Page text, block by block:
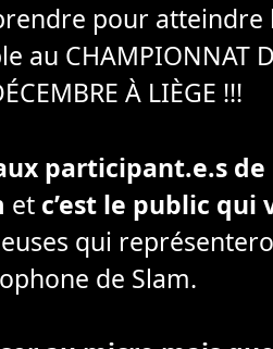
pour
au CHAMPIONNAT
À LIÈGE !!!
participant.e.s
et c’est le public
qui
de Slam.